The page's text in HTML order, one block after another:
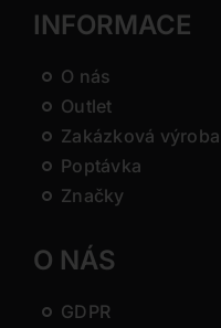
INFORMACE
O nás
Outlet
Zakázková výroba
Poptávka
Značky
O NÁS
GDPR